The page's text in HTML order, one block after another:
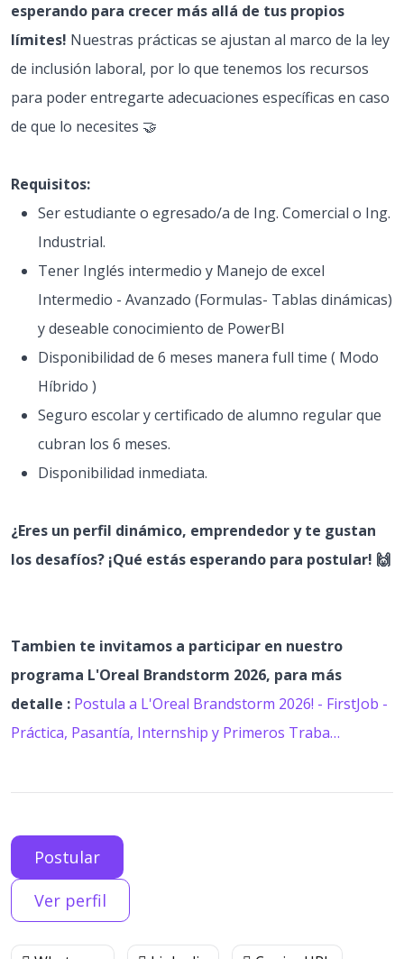
esperando para crecer más allá de tus propios
límites! Nuestras prácticas se ajustan al marco de la ley
de inclusión laboral, por lo que tenemos los recursos
para poder entregarte adecuaciones específicas en caso
de que lo necesites 🤝
Requisitos:
Ser estudiante o egresado/a de Ing. Comercial o Ing.
Industrial.
Tener Inglés intermedio y Manejo de excel
Intermedio - Avanzado (Formulas- Tablas dinámicas)
y deseable conocimiento de PowerBI
Disponibilidad de 6 meses manera full time ( Modo
Híbrido )
Seguro escolar y certificado de alumno regular que
cubran los 6 meses.
Disponibilidad inmediata.
¿Eres un perfil dinámico, emprendedor y te gustan
los desafíos? ¡Qué estás esperando para postular! 🙌
Tambien te invitamos a participar en nuestro
programa L'Oreal Brandstorm 2026, para más
detalle : Postula a L'Oreal Brandstorm 2026! - FirstJob -
Práctica, Pasantía, Internship y Primeros Traba…
Postular
Ver perfil